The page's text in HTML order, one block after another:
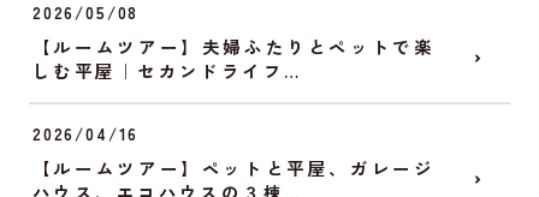
2026/05/08
【ルームツアー】夫婦ふたりとペットで楽
しむ平屋｜セカンドライフ…
2026/04/16
【ルームツアー】ペットと平屋、ガレージ
ハウス、エコハウスの３棟…